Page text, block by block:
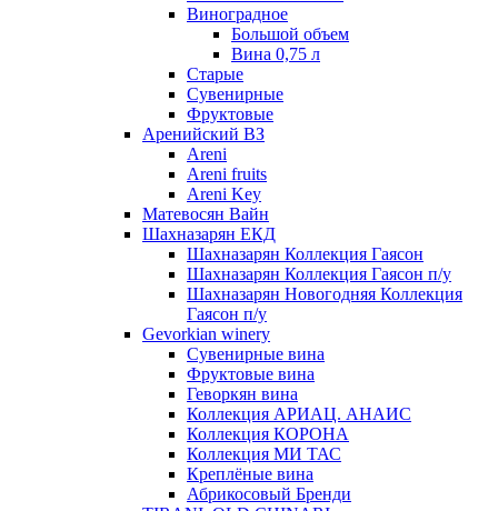
Виноградное
Большой объем
Вина 0,75 л
Старые
Сувенирные
Фруктовые
Аренийский ВЗ
Areni
Areni fruits
Areni Key
Матевосян Вайн
Шахназарян ЕКД
Шахназарян Коллекция Гаясон
Шахназарян Коллекция Гаясон п/у
Шахназарян Новогодняя Коллекция
Гаясон п/у
Gevorkian winery
Сувенирные вина
Фруктовые вина
Геворкян вина
Коллекция АРИАЦ. АНАИС
Коллекция КОРОНА
Коллекция МИ ТАС
Креплёные вина
Абрикосовый Бренди